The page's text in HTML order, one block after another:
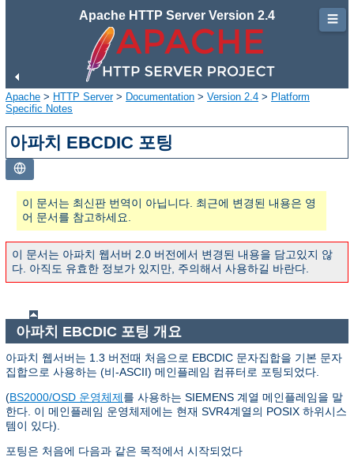
Apache HTTP Server Version 2.4
Apache > HTTP Server> Documentation > Version 2.4 > Platform
Specific Notes
아파치 EBCDIC 포팅
이 문서는 최신판 번역이 아닙니다. 최근에 변경된 내용은 영
어 문서를 참고하세요.
이 문서는 아파치 웹서버 2.0 버전에서 변경된 내용을 담고있지 않
다. 아직도 유효한 정보가 있지만, 주의해서 사용하길 바란다.
아파치 EBCDIC 포팅 개요
아파치 웹서버는 1.3 버전때 처음으로 EBCDIC 문자집합을 기본 문자
집합으로 사용하는 (비-ASCII) 메인플레임 컴퓨터로 포팅되었다.
(BS2000/OSD 운영체제를 사용하는 SIEMENS 계열 메인플레임을 말
한다. 이 메인플레임 운영체제에는 현재 SVR4계열의 POSIX 하위시스
템이 있다).
포팅은 처음에 다음과 같은 목적에서 시작되었다
☰